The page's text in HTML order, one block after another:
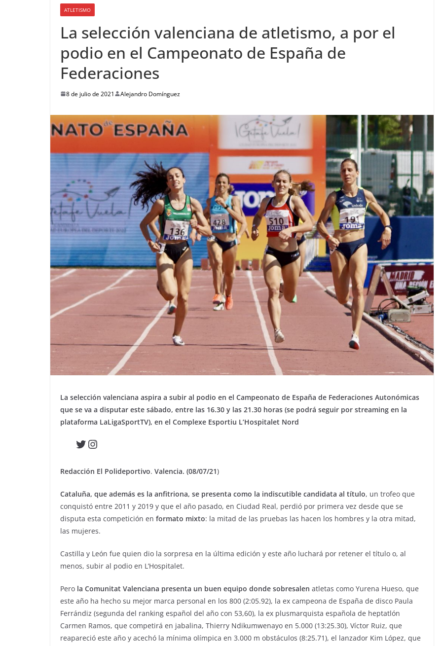
ATLETISMO
La selección valenciana de atletismo, a por el
podio en el Campeonato de España de
Federaciones
8 de julio de 2021 Alejandro Domínguez
La selección valenciana aspira a subir al podio en el Campeonato de España de Federaciones Autonómicas
que se va a disputar este sábado, entre las 16.30 y las 21.30 horas (se podrá seguir por streaming en la
plataforma LaLigaSportTV), en el Complexe Esportiu L’Hospitalet Nord
Twitter
Instagram
Redacción El Polideportivo. Valencia. (08/07/21)
Cataluña, que además es la anfitriona, se presenta como la indiscutible candidata al título, un trofeo que
conquistó entre 2011 y 2019 y que el año pasado, en Ciudad Real, perdió por primera vez desde que se
disputa esta competición en formato mixto: la mitad de las pruebas las hacen los hombres y la otra mitad,
las mujeres.
Castilla y León fue quien dio la sorpresa en la última edición y este año luchará por retener el título o, al
menos, subir al podio en L’Hospitalet.
Pero la Comunitat Valenciana presenta un buen equipo donde sobresalen atletas como Yurena Hueso, que
este año ha hecho su mejor marca personal en los 800 (2:05.92), la ex campeona de España de disco Paula
Ferrándiz (segunda del ranking español del año con 53,60), la ex plusmarquista española de heptatlón
Carmen Ramos, que competirá en jabalina, Thierry Ndikumwenayo en 5.000 (13:25.30), Víctor Ruiz, que
reapareció este año y acechó la mínima olímpica en 3.000 m obstáculos (8:25.71), el lanzador Kim López, que